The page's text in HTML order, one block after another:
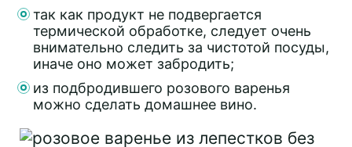
так как продукт не подвергается
термической обработке, следует очень
внимательно следить за чистотой посуды,
иначе оно может забродить;
из подбродившего розового варенья
можно сделать домашнее вино.